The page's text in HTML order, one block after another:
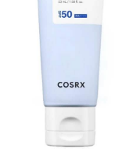
en Barra No.1
granitos
Pedido
granitos internos
manchitas pos